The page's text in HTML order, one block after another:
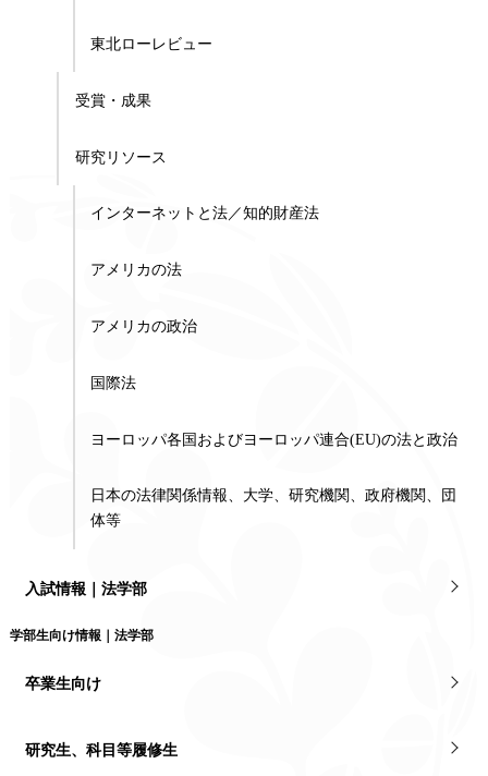
東北ローレビュー
受賞・成果
研究リソース
インターネットと法／知的財産法
アメリカの法
アメリカの政治
国際法
ヨーロッパ各国およびヨーロッパ連合(EU)の法と政治
日本の法律関係情報、大学、研究機関、政府機関、団
体等
入試情報｜法学部
学部生向け情報｜法学部
卒業生向け
研究生、科目等履修生